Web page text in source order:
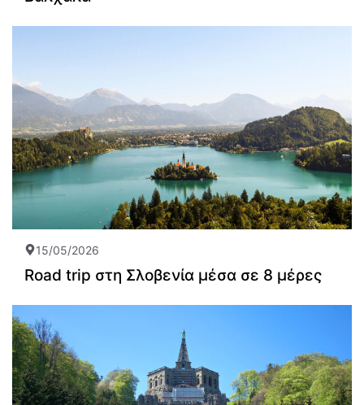
15/05/2026
Road trip στη Σλοβενία μέσα σε 8 μέρες